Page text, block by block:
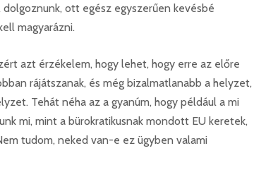
ott egész egyszerűen kevésbé
magyarázni.
azt érzékelem, hogy lehet, hogy erre az előre
rájátszanak, és még bizalmatlanabb a helyzet,
Tehát néha az a gyanúm, hogy például a mi
mi, mint a bürokratikusnak mondott EU keretek,
tudom, neked van-e ez ügyben valami